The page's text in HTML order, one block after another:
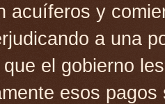
acuíferos y
a una
el gobierno
esos